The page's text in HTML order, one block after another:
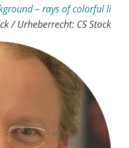
– rays of colorful li
/ Urheberrecht: CS Stock